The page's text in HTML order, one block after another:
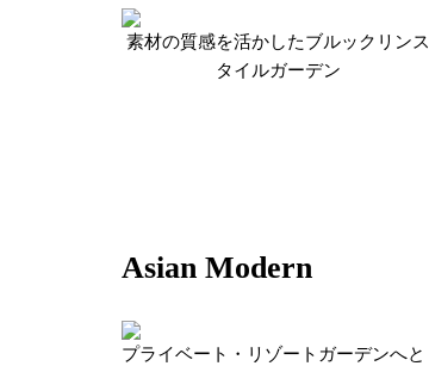
素材の質感を活かしたブルックリンス
タイルガーデン
Asian Modern
プライベート・リゾートガーデンへと